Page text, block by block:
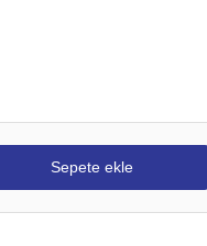
Sepete ekle